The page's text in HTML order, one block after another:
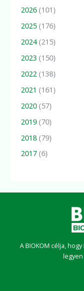
2026 (101)
2025 (176)
2024(215)
2023 (150)
2022 (138)
2021 (161)
2020 (57)
2019 (70)
2018 (79)
2017 (6)
A BIOKOM célja,